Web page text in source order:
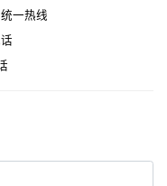
一热线